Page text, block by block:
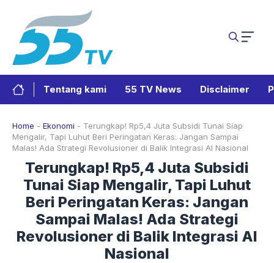
Tentang kami 55 TV News Disclaimer
Home - Ekonomi - Terungkap! Rp5,4 Juta Subsidi Tunai Siap
Mengalir, Tapi Luhut Beri Peringatan Keras: Jangan Sampai
Malas! Ada Strategi Revolusioner di Balik Integrasi AI Nasional
Terungkap! Rp5,4 Juta Subsidi
Tunai Siap Mengalir, Tapi Luhut
Beri Peringatan Keras: Jangan
Sampai Malas! Ada Strategi
Revolusioner di Balik Integrasi AI
Nasional